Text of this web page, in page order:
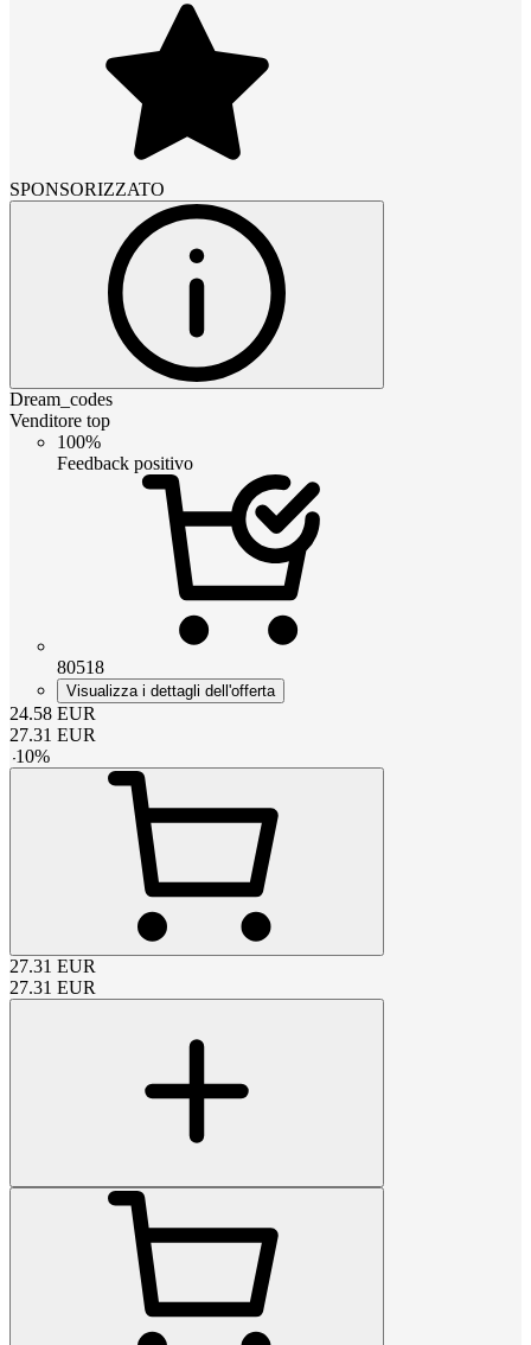
SPONSORIZZATO
Dream_codes
Venditore top
100%
Feedback positivo
80518
Visualizza i dettagli dell'offerta
24.58 EUR
27.31 EUR
-10%
27.31 EUR
27.31 EUR